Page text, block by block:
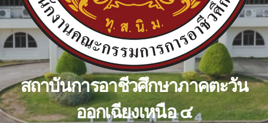
สถาบันการอาชีวศึกษาภาคตะวัน
ออกเฉียงเหนือ ๔